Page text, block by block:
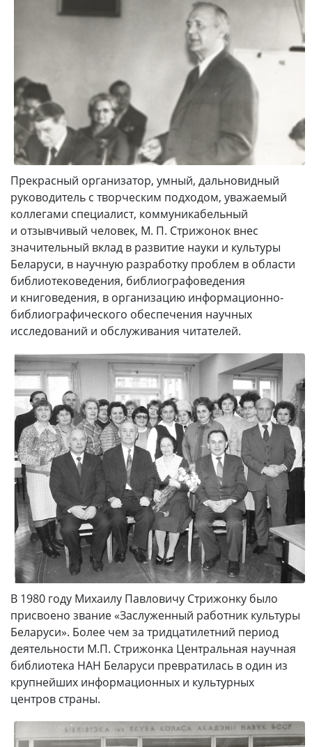
Прекрасный организатор, умный, дальновидный
руководитель с творческим подходом, уважаемый
коллегами специалист, коммуникабельный
и отзывчивый человек, М. П. Стрижонок внес
значительный вклад в развитие науки и культуры
Беларуси, в научную разработку проблем в области
библиотековедения, библиографоведения
и книговедения, в организацию информационно-
библиографического обеспечения научных
исследований и обслуживания читателей.
В 1980 году Михаилу Павловичу Стрижонку было
присвоено звание «Заслуженный работник культуры
Беларуси». Более чем за тридцатилетний период
деятельности М.П. Стрижонка Центральная научная
библиотека НАН Беларуси превратилась в один из
крупнейших информационных и культурных
центров страны.